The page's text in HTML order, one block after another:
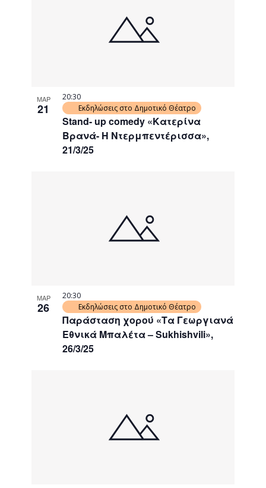
ΜΑΡ
21
Stand- up comedy «Κατερίνα
Βρανά- Η Ντερμπεντέρισσα»,
21/3/25
20:30
Εκδηλώσεις στο Δημοτικό Θέατρο
ΜΑΡ
26
Παράσταση χορού «Τα Γεωργιανά
Εθνικά Μπαλέτα – Sukhishvili»,
26/3/25
20:30
Εκδηλώσεις στο Δημοτικό Θέατρο